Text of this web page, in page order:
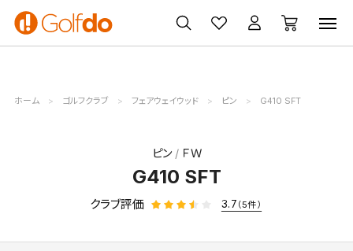
ゴルフ
クラブ
ゴルフ用品
買取
無料査定
クーポン
一覧
ホーム ゴルフクラブ フェアウェイウッド ピン G410 SFT
ピン ＦＷ
G410 SFT
クラブ評価 3.7 （5件）